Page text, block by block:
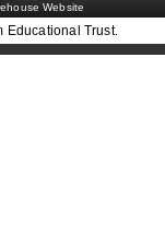
Website
Educational Trust.